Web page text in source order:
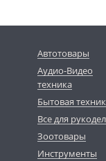
Автотовары
Аудио-Видео
техника
Бытовая
Все для
Зоотовары
Инструменты